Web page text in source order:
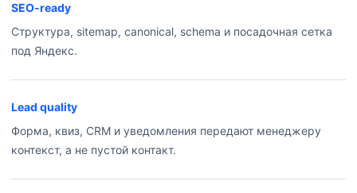
SEO-ready
Структура, sitemap, canonical, schema и посадочная сетка
под Яндекс.
Lead quality
Форма, квиз, CRM и уведомления передают менеджеру
контекст, а не пустой контакт.